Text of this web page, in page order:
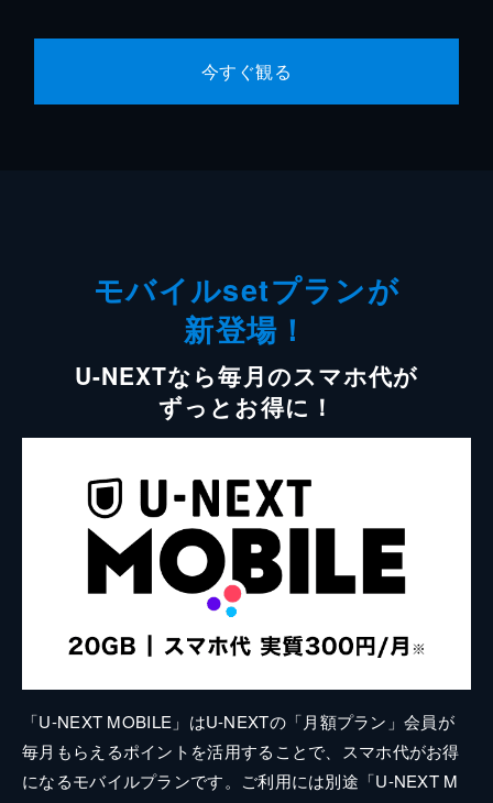
今すぐ観る
モバイルsetプランが
新登場！
U-NEXTなら毎月のスマホ代が
ずっとお得に！
「U-NEXT MOBILE」はU-NEXTの「月額プラン」会員が
毎月もらえるポイントを活用することで、スマホ代がお得
になるモバイルプランです。ご利用には別途「U-NEXT M